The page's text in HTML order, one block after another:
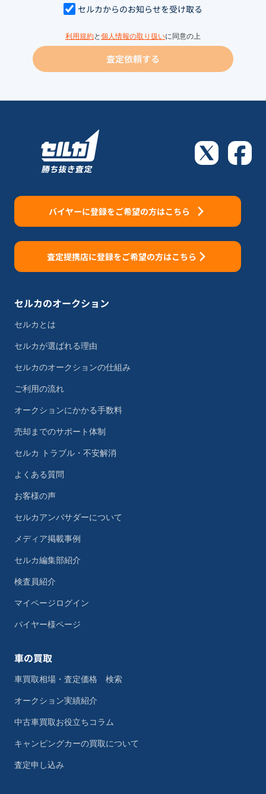
セルカからのお知らせを受け取る
利用規約と 個人情報の取り扱いに同意の上
査定依頼する
バイヤーに登録をご希望の方はこちら
査定提携店に登録をご希望の方はこちら
セルカのオークション
セルカとは
セルカが選ばれる理由
セルカのオークションの仕組み
ご利用の流れ
オークションにかかる手数料
売却までのサポート体制
セルカ トラブル・不安解消
よくある質問
お客様の声
セルカアンバサダーについて
メディア掲載事例
セルカ編集部紹介
検査員紹介
マイページログイン
バイヤー様ページ
車の買取
車買取相場・査定価格 検索
オークション実績紹介
中古車買取お役立ちコラム
キャンピングカーの買取について
査定申し込み